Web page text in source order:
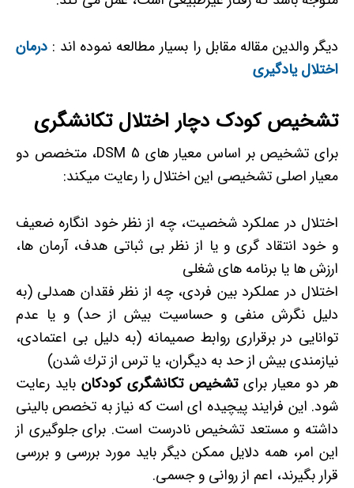
دیگر والدین مقاله مقابل را بسیار مطالعه نموده اند : درمان
اختلال یادگیری
تشخیص کودک دچار اختلال تکانشگری
برای تشخیص بر اساس معیار های DSM 5، متخصص دو
معیار اصلی تشخیصی این اختلال را رعایت میکند:
اختلال در عملکرد شخصیت، چه از نظر خود انگاره ضعیف
و خود انتقاد گری و یا از نظر بی ثباتی هدف، آرمان ها،
ارزش ها یا برنامه های شغلی
اختلال در عملکرد بین فردی، چه از نظر فقدان همدلی (به
دلیل نگرش منفی و حساسیت بیش از حد) و یا عدم
توانایی در برقراری روابط صمیمانه (به دلیل بی اعتمادی،
نیازمندی بیش از حد به دیگران، یا ترس از ترك شدن)
هر دو معیار برایتشخیص تکانشگری کودکان باید رعایت
شود. این فرایند پیچیده ای است که نیاز به تخصص بالینی
داشته و مستعد تشخیص نادرست است. برای جلوگیری از
این امر، همه دلایل ممکن دیگر باید مورد بررسی و بررسی
قرار بگیرند، اعم از روانی و جسمی.